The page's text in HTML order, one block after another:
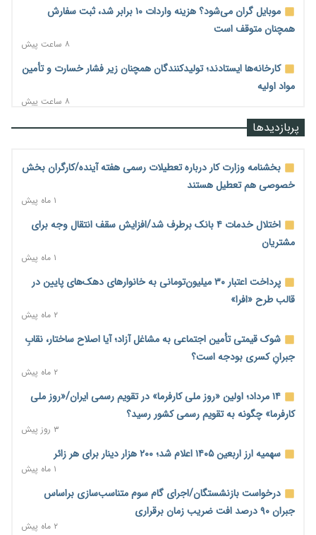
موبایل گران می‌شود؟ هزینه واردات ۱۰ برابر شد، ثبت سفارش
همچنان متوقف است
۸ ساعت پیش
کارخانه‌ها ایستادند؛ تولیدکنندگان همچنان زیر فشار خسارت و تأمین
مواد اولیه
۸ ساعت پیش
قیمت مسکن در دست سازنده‌های خرد؛ چگونه «عددسازی» بازار
۸ ساعت پیش
منابع صندوق ملی مسکن به متقاضیان رسید؛ اولویت با پروژه‌های
هشدار درباره آینده صندوق‌های بازنشستگی؛ اعتماد بیمه‌پردازان را
ترمیم مزد در راه است؟ تأکید بر افزایش مزد پایه و شفافیت سبد
۱۰ ساعت پیش
وام بدون رتبه اعتباری؛ صندوق کارآفرینی امید از حمایت متفاوت
ناترازی برق ۳۰ درصد کاهش یافت؛ وعده وزارت نیرو برای رفع
محدودیت صنایع
۱۰ ساعت پیش
ورود بخش خصوصی به حکمرانی اشتغال؛ «یاوران پیشرفت»
پربازدیدها
بخشنامه وزارت کار درباره تعطیلات رسمی هفته آینده/کارگران بخش
خصوصی هم تعطیل هستند
۱ ماه پیش
اختلال خدمات ۴ بانک برطرف شد/افزایش سقف انتقال وجه برای
مشتریان
۱ ماه پیش
پرداخت اعتبار ۳۰ میلیون‌تومانی به خانوارهای دهک‌های پایین در
قالب طرح «افرا»
۲ ماه پیش
شوک قیمتی تأمین اجتماعی به مشاغل آزاد؛ آیا اصلاح ساختار، نقابِ
جبرانِ کسری بودجه است؟
۲ ماه پیش
۱۴ مرداد؛ اولین «روز ملی کارفرما» در تقویم رسمی ایران/«روز ملی
کارفرما» چگونه به تقویم رسمی کشور رسید؟
۳ روز پیش
سهمیه ارز اربعین ۱۴۰۵ اعلام شد؛ ۲۰۰ هزار دینار برای هر زائر
۱ ماه پیش
درخواست بازنشستگان/اجرای گام سوم متناسب‌سازی براساس
جبران ۹۰ درصد افت ضریب زمان برقراری
۲ ماه پیش